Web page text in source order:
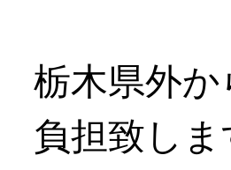
栃木県外
負担致しま